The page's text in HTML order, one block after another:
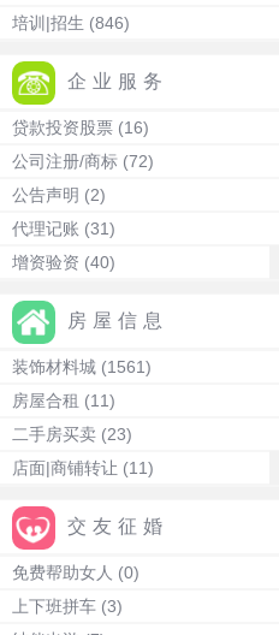
培训|招生 (846)
企业服务
贷款投资股票 (16)
公司注册/商标 (72)
公告声明 (2)
代理记账 (31)
增资验资 (40)
房屋信息
装饰材料城 (1561)
房屋合租 (11)
二手房买卖 (23)
店面|商铺转让 (11)
交友征婚
免费帮助女人 (0)
上下班拼车 (3)